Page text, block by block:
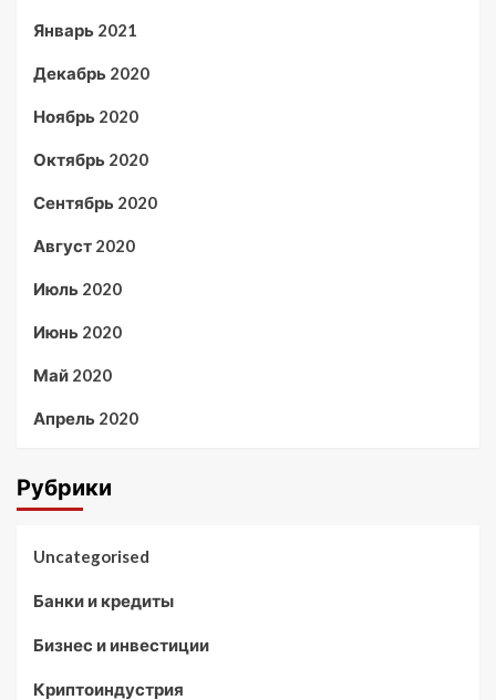
Январь 2021
Декабрь 2020
Ноябрь 2020
Октябрь 2020
Сентябрь 2020
Август 2020
Июль 2020
Июнь 2020
Май 2020
Апрель 2020
Рубрики
Uncategorised
Банки и кредиты
Бизнес и инвестиции
Криптоиндустрия